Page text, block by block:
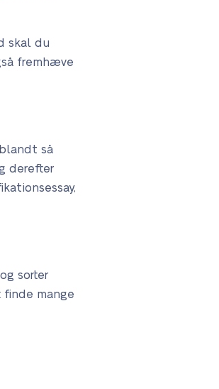
skal du
fremhæve
så
derefter
sorter
finde mange